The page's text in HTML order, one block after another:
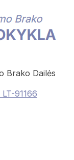
Brako Dailės
91166